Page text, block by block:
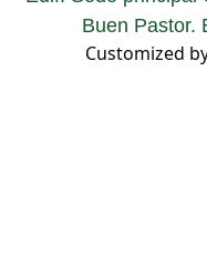
Buen Pastor.
Customized